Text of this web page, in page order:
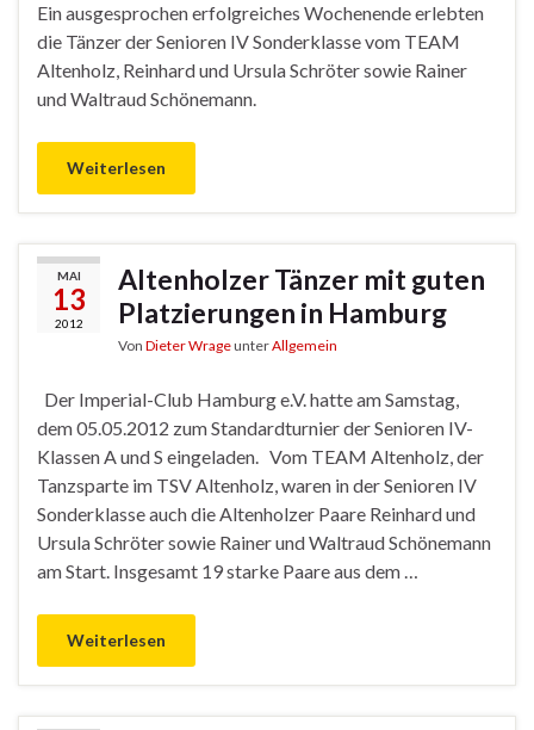
Ein ausgesprochen erfolgreiches Wochenende erlebten
die Tänzer der Senioren IV Sonderklasse vom TEAM
Altenholz, Reinhard und Ursula Schröter sowie Rainer
und Waltraud Schönemann.
Weiterlesen
MAI
13
2012
Altenholzer Tänzer mit guten
Platzierungen in Hamburg
Von Dieter WrageunterAllgemein
Der Imperial-Club Hamburg e.V. hatte am Samstag,
dem 05.05.2012 zum Standardturnier der Senioren IV-
Klassen A und S eingeladen. Vom TEAM Altenholz, der
Tanzsparte im TSV Altenholz, waren in der Senioren IV
Sonderklasse auch die Altenholzer Paare Reinhard und
Ursula Schröter sowie Rainer und Waltraud Schönemann
am Start. Insgesamt 19 starke Paare aus dem …
Weiterlesen